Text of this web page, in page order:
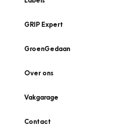
GRIP Expert
GroenGedaan
Over ons
Vakgarage
Contact